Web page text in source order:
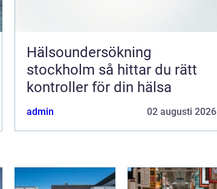
Hälsoundersökning
stockholm så hittar du rätt
kontroller för din hälsa
admin 02 augusti 2026